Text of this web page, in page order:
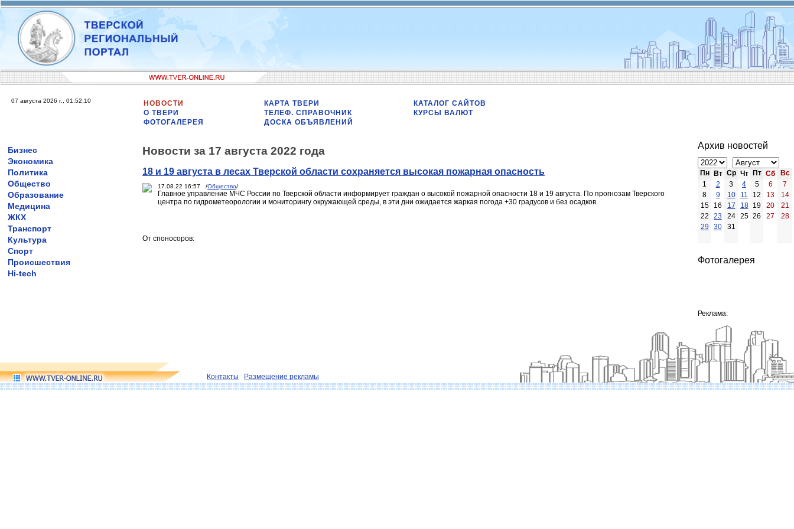
07 августа 2026 г., 01:52:10
НОВОСТИ
О ТВЕРИ
ФОТОГАЛЕРЕЯ
КАРТА ТВЕРИ
ТЕЛЕФ. СПРАВОЧНИК
ДОСКА ОБЪЯВЛЕНИЙ
КАТАЛОГ САЙТОВ
КУРСЫ ВАЛЮТ
Бизнес
Экономика
Политика
Общество
Образование
Медицина
ЖКХ
Транспорт
Культура
Спорт
Происшествия
Hi-tech
Новости за 17 августа 2022 года
18 и 19 августа в лесах Тверской области сохраняется высокая пожарная опасность
17.08.22 16:57 /Общество/
Главное управление МЧС России по Тверской области информирует граждан о высокой пожарной опасности 18 и 19 августа. По прогнозам Тверского
центра по гидрометеорологии и мониторингу окружающей среды, в эти дни ожидается жаркая погода +30 градусов и без осадков.
От споносоров:
Архив новостей
Пн Вт Ср Чт Пт Сб
Вс
1
2 3 4 5 6
7
8
9 10 11 12 13
14
15
16 17 18 19 20
21
22
23 24 25 26 27
28
29
30 31
Фотогалерея
Реклама:
Контакты Размещение рекламы